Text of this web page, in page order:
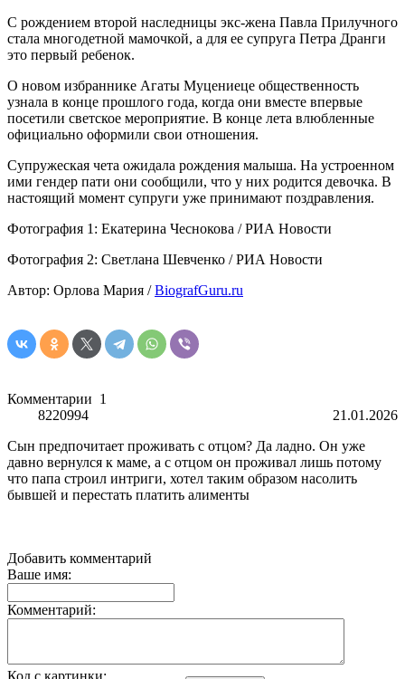
С рождением второй наследницы экс-жена Павла Прилучного
стала многодетной мамочкой, а для ее супруга Петра Дранги
это первый ребенок.
О новом избраннике Агаты Муцениеце общественность
узнала в конце прошлого года, когда они вместе впервые
посетили светское мероприятие. В конце лета влюбленные
официально оформили свои отношения.
Супружеская чета ожидала рождения малыша. На устроенном
ими гендер пати они сообщили, что у них родится девочка. В
настоящий момент супруги уже принимают поздравления.
Фотография 1: Екатерина Чеснокова / РИА Новости
Фотография 2: Светлана Шевченко / РИА Новости
Автор: Орлова Мария /BiografGuru.ru
Комментарии 1
8220994
21.01.2026
Сын предпочитает проживать с отцом? Да ладно. Он уже
давно вернулся к маме, а с отцом он проживал лишь потому
что папа строил интриги, хотел таким образом насолить
бывшей и перестать платить алименты
Добавить комментарий
Ваше имя:
Комментарий:
Код с картинки: